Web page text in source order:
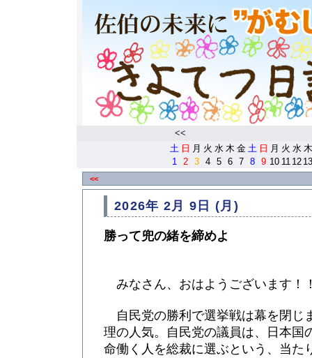
<<
土 日 月 火 水 木 金 土 日 月 火 水 木
1
2 3 4 5 6 7 8 9 10 11 12 13
<<
2026年 2月 9日 (月)
勝って兜の緒を締めよ
みなさん、おはようございます！
自民党の勝利で選挙戦は幕を閉じ
理の人気。自民党の議員は、日本国
命働く人を総裁に選ぶという、当た